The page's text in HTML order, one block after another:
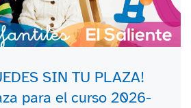
SIN TU PLAZA!
para el curso 2026-